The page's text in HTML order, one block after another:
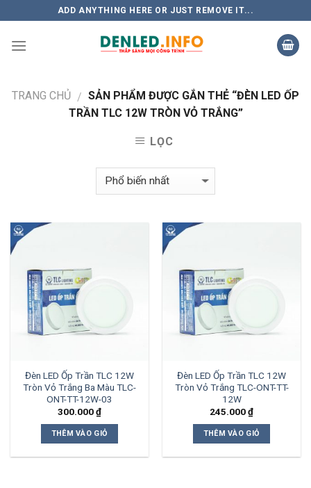
to
content
ADD ANYTHING HERE OR JUST REMOVE IT...
TRANG CHỦ / SẢN PHẨM ĐƯỢC GẮN THẺ “ĐÈN LED ỐP
TRẦN TLC 12W TRÒN VỎ TRẮNG”
LỌC
Đèn LED Ốp Trần TLC 12W
Tròn Vỏ Trắng Ba Màu TLC-
ONT-TT-12W-03
300.000₫
THÊM VÀO GIỎ
Đèn LED Ốp Trần TLC 12W
Tròn Vỏ Trắng TLC-ONT-TT-
12W
245.000₫
THÊM VÀO GIỎ